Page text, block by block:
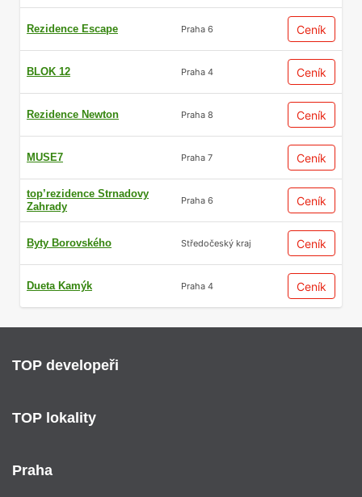
Rezidence Escape Praha 6 Ceník
BLOK 12 Praha 4 Ceník
Rezidence Newton Praha 8 Ceník
MUSE7 Praha 7 Ceník
top’rezidence Strnadovy
Zahrady
Praha 6 Ceník
Byty Borovského Středočeský kraj Ceník
Dueta Kamýk Praha 4 Ceník
TOP developeři
TOP lokality
Praha